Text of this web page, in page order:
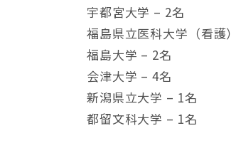
宇都宮大学 – 2名
福島県立医科大学（看護
福島大学 – 2名
会津大学 – 4名
新潟県立大学 – 1名
都留文科大学 – 1名